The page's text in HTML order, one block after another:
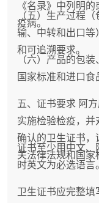
《名录》中列明
疫病。
（五）生产过程
输、中转和出口等
和可追溯要求。
（六）产品的包
国家标准和进口食
五、证书要求 阿
实施检验检疫，并
确认的卫生证书，
关法律法规和国
证书至少用中文、
时英文为必选语言
卫生证书应完整